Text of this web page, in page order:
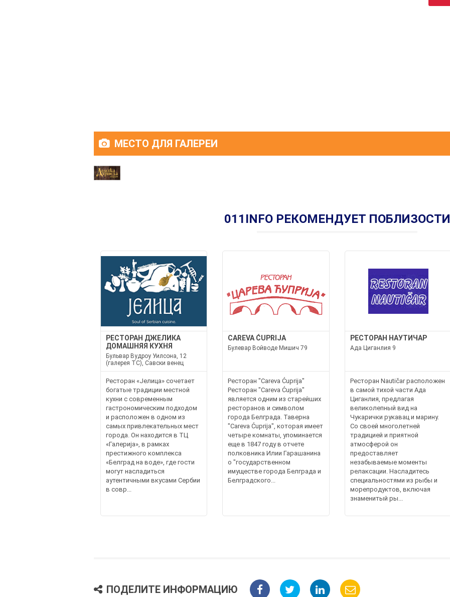
МЕСТО ДЛЯ ГАЛЕРЕИ
011INFO РЕКОМЕНДУЕТ ПОБЛИЗОСТИ
РЕСТОРАН ДЖЕЛИКА
ДОМАШНЯЯ КУХНЯ
Бульвар Вудроу Уилсона, 12
(галерея TC), Савски венец
Ресторан «Јелица» сочетает
богатые традиции местной
кухни с современным
гастрономическим подходом
и расположен в одном из
самых привлекательных мест
города. Он находится в ТЦ
«Галерија», в рамках
престижного комплекса
«Белград на воде», где гости
могут насладиться
аутентичными вкусами Сербии
в совр...
CAREVA ĆUPRIJA
Булевар Войводе Мишич 79
Ресторан "Careva Ćuprija"
Ресторан "Careva Ćuprija"
является одним из старейших
ресторанов и символом
города Белграда. Таверна
"Careva Ćuprija", которая имеет
четыре комнаты, упоминается
еще в 1847 году в отчете
полковника Илии Гарашанина
о "государственном
имуществе города Белграда и
Белградского...
РЕСТОРАН НАУТИЧАР
Ада Циганлия 9
Ресторан Nautičar расположен
в самой тихой части Ада
Циганлия, предлагая
великолепный вид на
Чукарички рукавац и марину.
Со своей многолетней
традицией и приятной
атмосферой он
предоставляет
незабываемые моменты
релаксации. Насладитесь
специальностями из рыбы и
морепродуктов, включая
знаменитый ры...
ПОДЕЛИТЕ ИНФОРМАЦИЮ